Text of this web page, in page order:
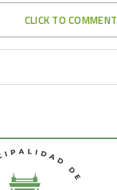
CLICK TO COMMENT